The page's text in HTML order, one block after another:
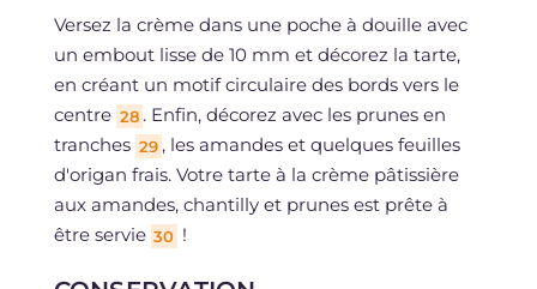
Versez la crème dans une poche à douille avec
un embout lisse de 10 mm et décorez la tarte,
en créant un motif circulaire des bords vers le
centre 28 . Enfin, décorez avec les prunes en
tranches 29 , les amandes et quelques feuilles
d'origan frais. Votre tarte à la crème pâtissière
aux amandes, chantilly et prunes est prête à
être servie 30 !